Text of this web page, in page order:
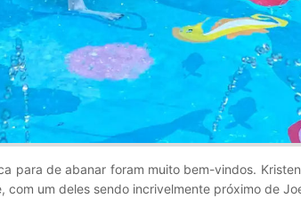
para de abanar foram muito bem-vindos.
com um deles sendo incrivelmente próximo de